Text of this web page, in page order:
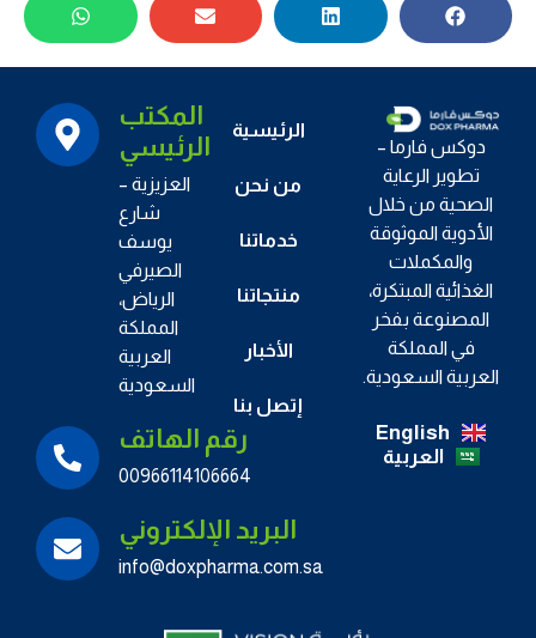
دوكس فارما –
تطوير الرعاية
الصحية من خلال
الأدوية الموثوقة
والمكملات
الغذائية المبتكرة،
المصنوعة بفخر
في المملكة
العربية السعودية.
English
العربية
الرئيسية
من نحن
خدماتنا
منتجاتنا
الأخبار
إتصل بنا
المكتب
الرئيسي
العزيزية –
شارع
يوسف
الصيرفي
الرياض،
المملكة
العربية
السعودية
رقم الهاتف
00966114106664
البريد الإلكتروني
info@doxpharma.com.sa